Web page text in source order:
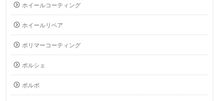
ホイールコーティング
ホイールリペア
ポリマーコーティング
ポルシェ
ボルボ